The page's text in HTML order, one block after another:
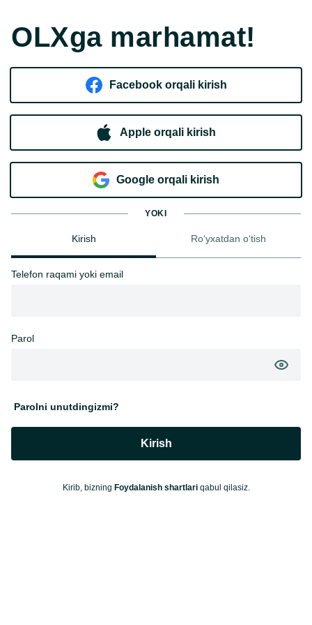
OLXga marhamat!
Facebook orqali kirish​
Apple orqali kirish
Goo​g​le orqali kirish
YOKI
Kirish Ro‘yxatdan o‘tish
Telefon raqami yoki email
Parol
Parolni unutdingizmi?
Kirish
Kirib, bizning Foydalanish shartlariqabul qilasiz.